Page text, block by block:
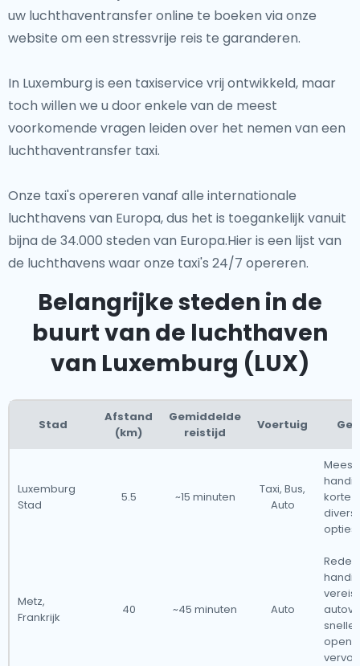
uw luchthaventransfer online te boeken via onze
website om een stressvrije reis te garanderen.
In Luxemburg is een taxiservice vrij ontwikkeld, maar
toch willen we u door enkele van de meest
voorkomende vragen leiden over het nemen van een
luchthaventransfer taxi.
Onze taxi's opereren vanaf alle internationale
luchthavens van Europa, dus het is toegankelijk vanuit
bijna de 34.000 steden van Europa.Hier is een lijst van
de luchthavens waar onze taxi's 24/7 opereren.
Belangrijke steden in de
buurt van de luchthaven
van Luxemburg (LUX)
Stad
Afstand
(km)
Gemiddelde
reistijd
Voertuig
Luxemburg
Stad
5.5 ~15 minuten
Taxi, Bus,
Auto
Meest
korte
opties
Metz,
Frankrijk
40 ~45 minuten Auto
vereist